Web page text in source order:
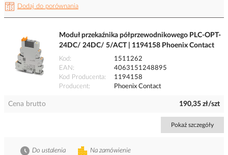
Dodaj do porównania
Moduł przekaźnika półprzewodnikowego PLC-OPT-
24DC/ 24DC/ 5/ACT | 1194158 Phoenix Contact
Kod
1511262
EAN
4063151248895
Kod Producenta
1194158
Producent
Phoenix Contact
Cena brutto 190,35 zł/szt
Pokaż szczegóły
Na zamówienie
Do ustalenia